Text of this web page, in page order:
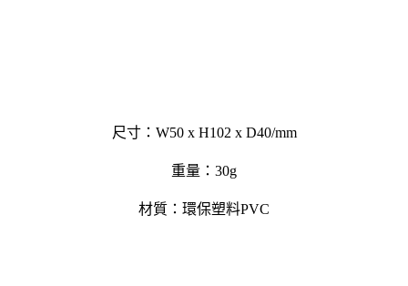
尺寸：W50 x H102 x D40/mm
重量：30g
材質：環保塑料PVC